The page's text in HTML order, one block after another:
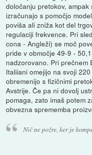
določanju pretokov,
izračunajo s pomočjo
poviša ali zniža kot del
regulaciji frekvence. Pri
cona - Angleži) se moč
pride v območje 49-9 -
nadzorovano. Pri prečnem
Italiiani omejijo na svoji
obremenijo s fizičnimi
Avstrije. Če pa ni dovolj
pomaga, zato imaš potem
obvezna sprememba
Nič ne požre, ker je